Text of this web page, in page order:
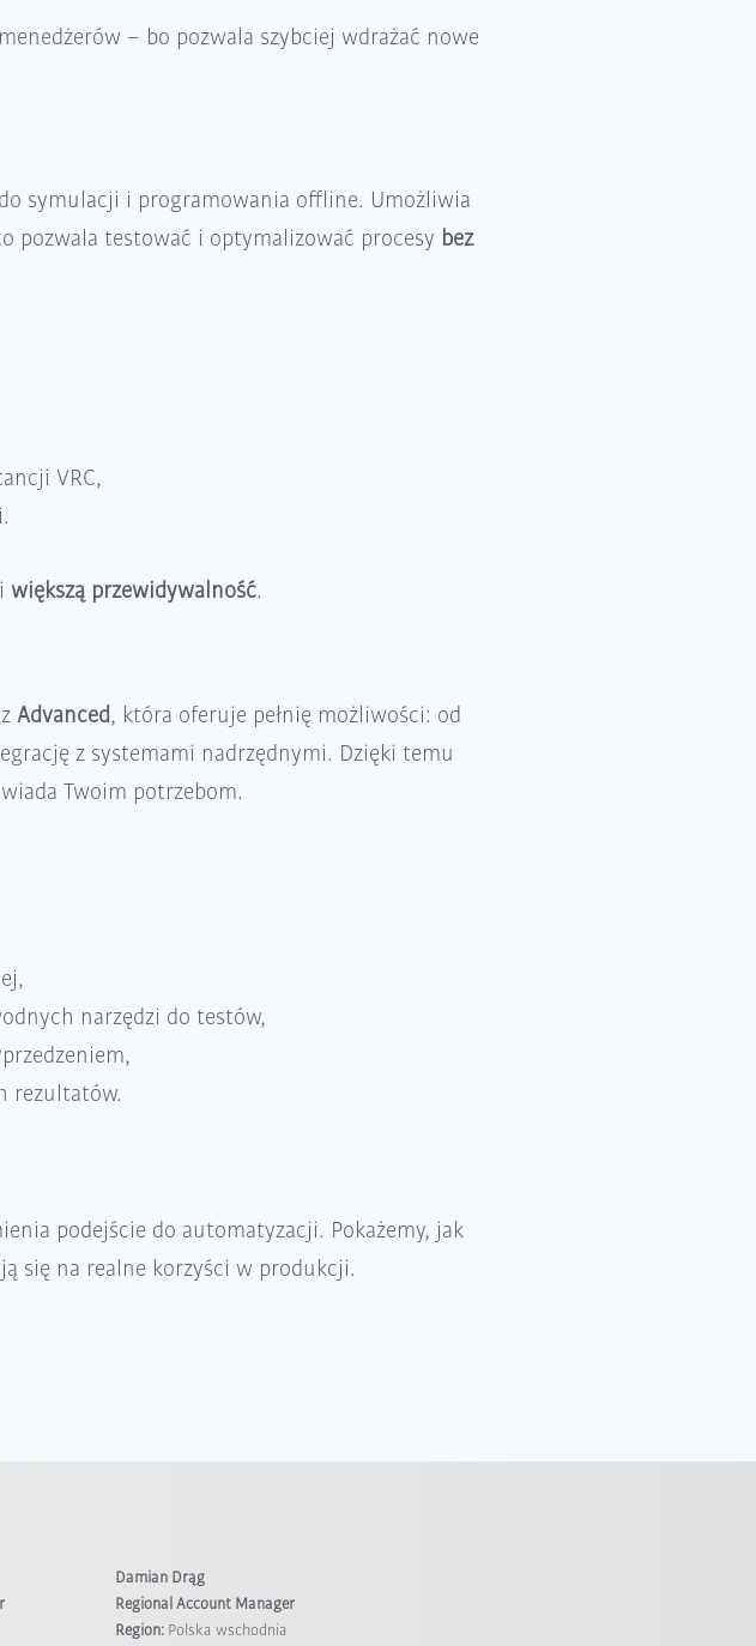
– bo pozwala szybciej wdrażać nowe
symulacji i programowania offline. Umożliwia
pozwala testować i optymalizować procesy bez
VRC,
większą przewidywalność.
Advanced, która oferuje pełnię możliwości: od
z systemami nadrzędnymi. Dzięki temu
Twoim potrzebom.
narzędzi do testów,
rezultatów.
podejście do automatyzacji. Pokażemy, jak
się na realne korzyści w produkcji.
Damian Drąg
Regional Account Manager
Region: Polska wschodnia